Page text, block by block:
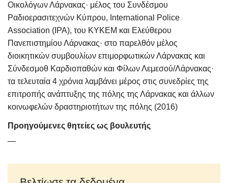
Οικολόγων Λάρνακας· μέλος του Συνδέσμου
Ραδιοερασιτεχνών Κύπρου, International Police
Association (IPA), του ΚΥΚΕΜ και Ελεύθερου
Πανεπιστημίου Λάρνακας· στο παρελθόν μέλος
διοικητικών συμβουλίων επιμορφωτικών Λάρνακας και
Σύνδεσμοθ Καρδιοπαθών και Φίλων Λεμεσού/Λάρνακας·
τα τελευταία 4 χρόνια λαμβάνει μέρος στις συνεδρίες της
επιτροπής ανάπτυξης της πόλης της Λάρνακας και άλλων
κοινωφελών δραστηριοτήτων της πόλης (2016)
Προηγούμενες θητείες ως βουλευτής
—